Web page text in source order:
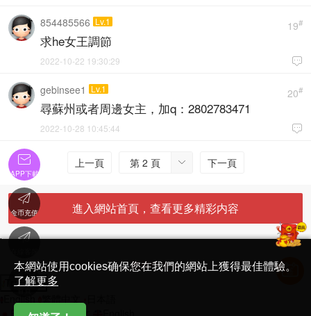
19#
854485566 Lv.1
求he女王調節

2022-10-22 19:30:29
20#
gebinsee1 Lv.1
尋蘇州或者周邊女主，加q：2802783471

2022-10-28 10:45:44
上一頁 
第 2 頁 下一頁
進入網站首頁，查看更多精彩内容
'
简体中文版
Translate
日本語
繁體中文
本網站使用cookies确保您在我們的網站上獲得最佳體驗。
了解更多

APP下載

金币充值

